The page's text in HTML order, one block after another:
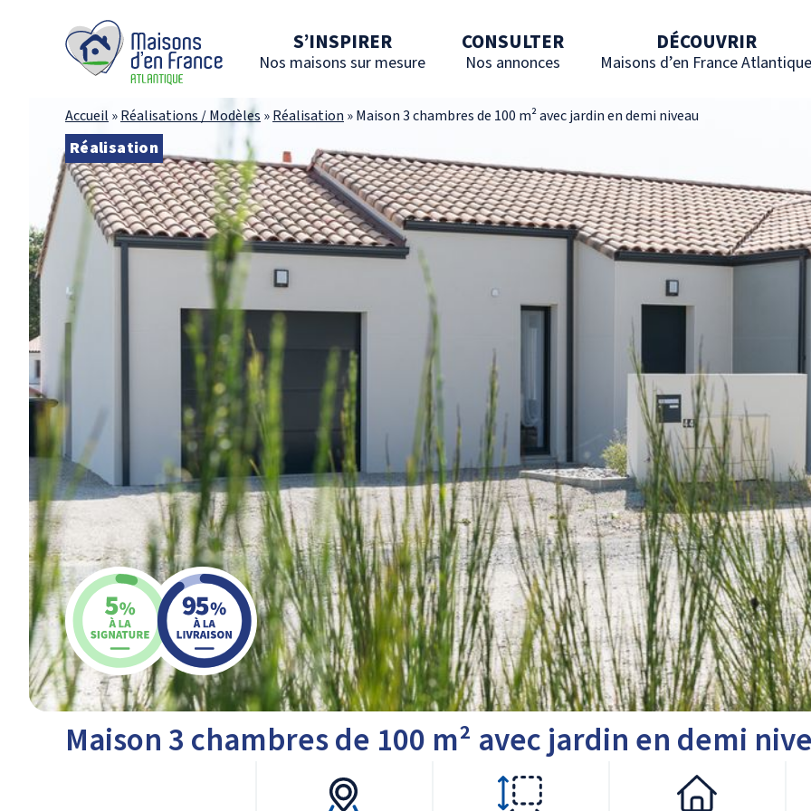
S’INSPIRER
Nos maisons sur mesure
CONSULTER
Nos annonces
DÉCOUVRIR
Maisons d’en France Atlantique
Réalisation
Accueil »Réalisations / Modèles »Réalisation»Maison 3 chambres de 100 m² avec jardin en demi niveau
Maison 3 chambres de 100 m² avec jardin en demi